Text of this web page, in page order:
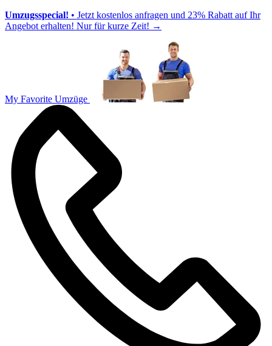
Umzugsspecial! • Jetzt kostenlos anfragen und 23% Rabatt auf Ihr
Angebot erhalten! Nur für kurze Zeit! →
My Favorite Umzüge